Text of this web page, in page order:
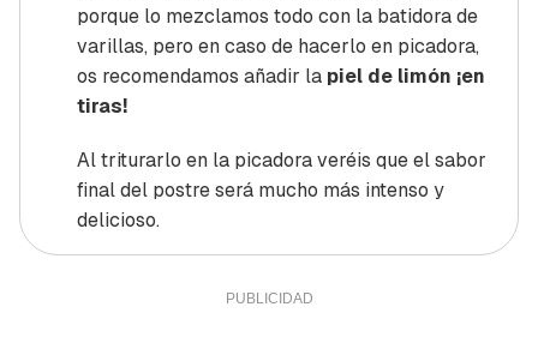
porque lo mezclamos todo con la batidora de
varillas, pero en caso de hacerlo en picadora,
os recomendamos añadir la piel de limón ¡en
tiras!
Al triturarlo en la picadora veréis que el sabor
final del postre será mucho más intenso y
delicioso.